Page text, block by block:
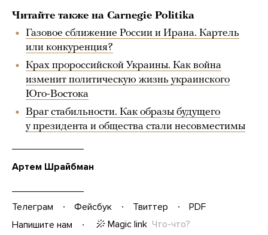
Читайте также на Carnegie Politika
Газовое сближение России и Ирана. Картель
или конкуренция?
Крах пророссийской Украины. Как война
изменит политическую жизнь украинского
Юго-Востока
Враг стабильности. Как образы будущего
у президента и общества стали несовместимы
Артем Шрайбман
Телеграм Фейсбук Твиттер
PDF
Напишите нам
Magic link Что-что?